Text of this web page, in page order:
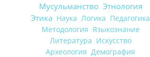
Мусульманство Этнология
Этика Наука Логика Педагогика
Методология Языкознание
Литература Искусство
Археология Демография